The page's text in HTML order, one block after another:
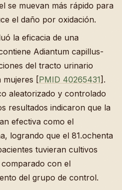
se muevan más rápido para
el daño por oxidación.
la eficacia de una
Adiantum capillus-
del tracto urinario
mujeres [PMID 40265431].
aleatorizado y controlado
resultados indicaron que la
efectiva como el
logrando que el 81.ochenta
tuvieran cultivos
con el
del grupo de control.